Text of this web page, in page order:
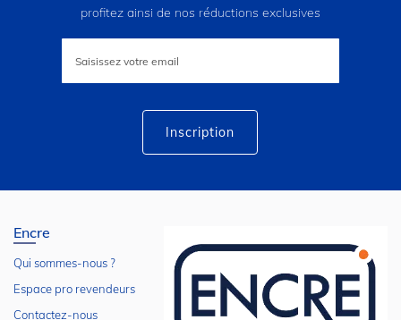
profitez ainsi de nos réductions exclusives
lettre
Inscription
Encre
Qui sommes-nous ?
Espace pro revendeurs
Contactez-nous